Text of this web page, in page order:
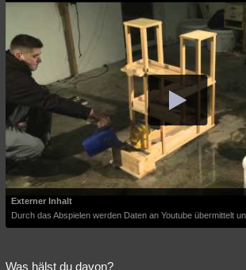
Externer Inhalt
Durch das Abspielen werden Daten an Youtube übermittelt
Was hälst du davon?